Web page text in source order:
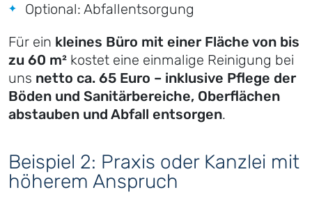
Optional: Abfallentsorgung
Für ein kleines Büro mit einer Fläche von bis
zu 60 m² kostet eine einmalige Reinigung bei
uns netto ca. 65 Euro – inklusive Pflege der
Böden und Sanitärbereiche, Oberflächen
abstauben und Abfall entsorgen.
Beispiel 2: Praxis oder Kanzlei mit
höherem Anspruch